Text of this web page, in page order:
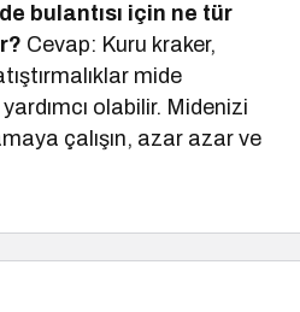
bulantısı için ne tür
Cevap: Kuru kraker,
mide
olabilir. Midenizi
çalışın, azar azar ve